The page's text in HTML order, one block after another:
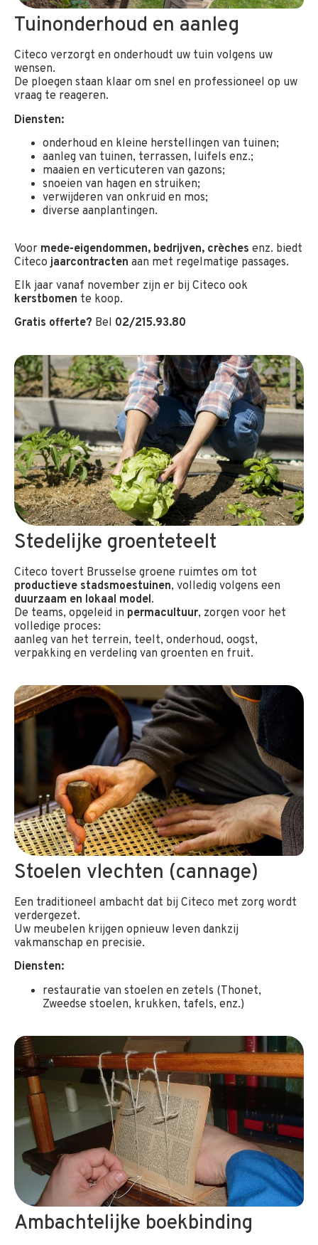
Tuinonderhoud en aanleg
Citeco verzorgt en onderhoudt uw tuin volgens uw
wensen.
De ploegen staan klaar om snel en professioneel op uw
vraag te reageren.
Diensten:
onderhoud en kleine herstellingen van tuinen;
aanleg van tuinen, terrassen, luifels enz.;
maaien en verticuteren van gazons;
snoeien van hagen en struiken;
verwijderen van onkruid en mos;
diverse aanplantingen.
Voor mede-eigendommen, bedrijven, crèches enz. biedt
Citeco jaarcontracten aan met regelmatige passages.
Elk jaar vanaf november zijn er bij Citeco ook
kerstbomen te koop.
Gratis offerte? Bel 02/215.93.80
Stedelijke groenteteelt
Citeco tovert Brusselse groene ruimtes om tot
productieve stadsmoestuinen, volledig volgens een
duurzaam en lokaal model.
De teams, opgeleid in permacultuur, zorgen voor het
volledige proces:
aanleg van het terrein, teelt, onderhoud, oogst,
verpakking en verdeling van groenten en fruit.
Stoelen vlechten (cannage)
Een traditioneel ambacht dat bij Citeco met zorg wordt
verdergezet.
Uw meubelen krijgen opnieuw leven dankzij
vakmanschap en precisie.
Diensten:
restauratie van stoelen en zetels (Thonet,
Zweedse stoelen, krukken, tafels, enz.)
Ambachtelijke boekbinding